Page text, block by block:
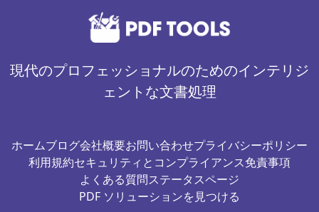
現代のプロフェッショナルのためのインテリジ
ェントな文書処理
ホームブログ会社概要お問い合わせプライバシーポリシー
利用規約セキュリティとコンプライアンス免責事項
よくある質問ステータスページ
PDF ソリューションを見つける